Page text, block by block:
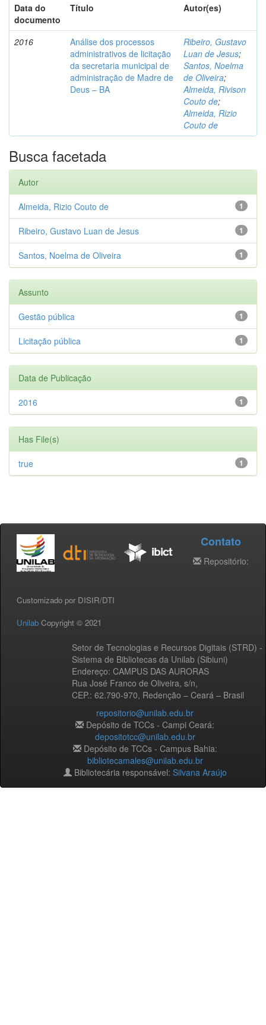
Data do
documento
Título Autor(es)
2016
Análise dos processos
administrativos de licitação
da secretaria municipal de
administração de Madre de
Deus – BA
Ribeiro, Gustavo
Luan de Jesus;
Santos, Noelma
de Oliveira;
Almeida, Rivison
Couto de;
Almeida, Rizio
Couto de
Busca facetada
Autor
1
Almeida, Rizio Couto de
1
Ribeiro, Gustavo Luan de Jesus
1
Santos, Noelma de Oliveira
Assunto
1
Gestão pública
1
Licitação pública
Data de Publicação
1
2016
Has File(s)
1
true
Customizado por DISIR/DTI
Unilab Copyright © 2021
Setor de Tecnologias e Recursos Digitais (STRD) -
Sistema de Bibliotecas da Unilab (Sibiuni)
Endereço: CAMPUS DAS AURORAS
Rua José Franco de Oliveira, s/n,
CEP.: 62.790-970, Redenção – Ceará – Brasil
Contato
Repositório:
repositorio@unilab.edu.br
Depósito de TCCs - Campi Ceará:
depositotcc@unilab.edu.br
Depósito de TCCs - Campus Bahia:
bibliotecamales@unilab.edu.br
Bibliotecária responsável: Silvana Araújo